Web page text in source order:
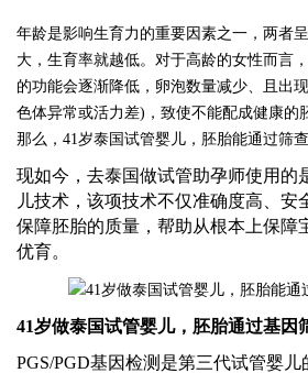
年龄是影响生育力的重要因素之一，两者
大，生育率就越低。 对于高龄的女性而言
的功能会逐渐降低，卵泡数量减少、且出
色体异常或活力差)，致使不能配成健康的
那么，41岁泰国 试管婴儿，胚胎能通过筛
现如今， 去泰国做试管助孕师使用的
儿技术，该项技术不仅准确度高、安
保障胚胎的质量，帮助从根本上保障
优育。
41岁做泰国试管婴儿，胚胎通过基因
PGS/PGD基因检测是第三代试管婴